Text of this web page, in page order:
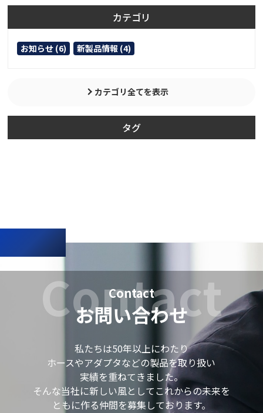
カテゴリ
お知らせ (6) 新製品情報 (4)
カテゴリ全てを表示
タグ
お問い合わせ
私たちは50年以上にわたり
ホースやアダプタなどの製品を取り扱い
実績を重ねてきました。
そんな当社に新しい風としてこれからの未来を
ともに作る仲間を募集しております。